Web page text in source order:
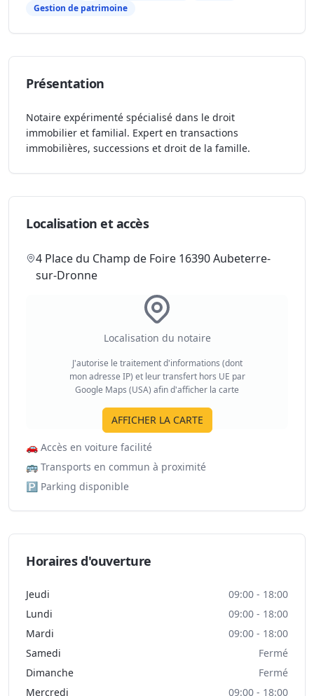
Gestion de patrimoine
Présentation
Notaire expérimenté spécialisé dans le droit
immobilier et familial. Expert en transactions
immobilières, successions et droit de la famille.
Localisation et accès
4 Place du Champ de Foire 16390 Aubeterre-
sur-Dronne
Localisation du notaire
J'autorise le traitement d'informations (dont
mon adresse IP) et leur transfert hors UE par
Google Maps (USA) afin d'afficher la carte
AFFICHER LA CARTE
🚗 Accès en voiture facilité
🚌 Transports en commun à proximité
🅿️ Parking disponible
Horaires d'ouverture
Jeudi
09:00 - 18:00
Lundi
09:00 - 18:00
Mardi
09:00 - 18:00
Samedi
Fermé
Dimanche
Fermé
Mercredi
09:00 - 18:00